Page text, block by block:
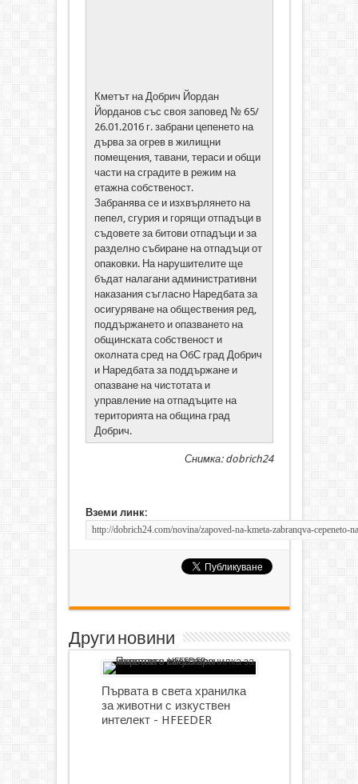
Кметът на Добрич Йордан
Йорданов със своя заповед № 65/
26.01.2016 г. забрани цепенето на
дърва за огрев в жилищни
помещения, тавани, тераси и общи
части на сградите в режим на
етажна собственост.
Забранява се и изхвърлянето на
пепел, сгурия и горящи отпадъци в
съдовете за битови отпадъци и за
разделно събиране на отпадъци от
опаковки. На нарушителите ще
бъдат налагани административни
наказания съгласно Наредбата за
осигуряване на обществения ред,
поддържането и опазването на
общинската собственост и
околната сред на ОбС град Добрич
и Наредбата за поддържане и
опазване на чистотата и
управление на отпадъците на
територията на община град
Добрич.
Снимка: dobrich24
Вземи линк:
Други новини
Първата в света хранилка
за животни с изкуствен
интелект - HFEEDER